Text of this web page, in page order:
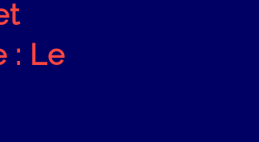
: Le